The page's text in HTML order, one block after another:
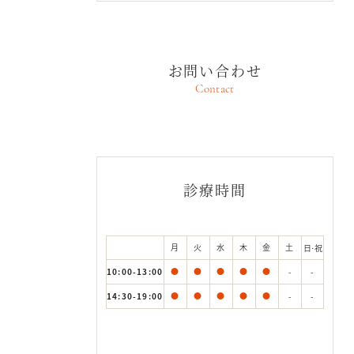
お問い合わせ
Contact
診療時間
月 火 水 木 金 土
日·祝
10:00-13:00
● ● ● ● ● - -
14:30-19:00 ● ● ● ● ● - -